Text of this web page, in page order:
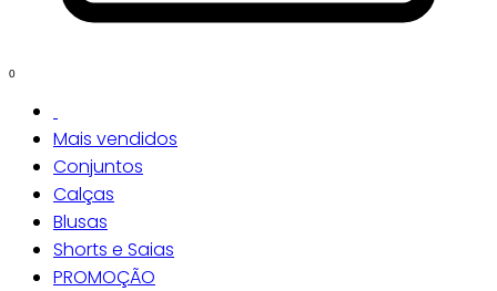
0
Mais vendidos
Conjuntos
Calças
Blusas
Shorts e Saias
PROMOÇÃO